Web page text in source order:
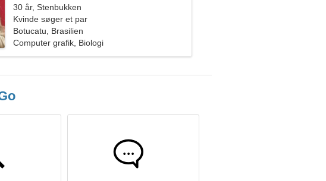
30 år, Stenbukken
Kvinde søger et par
Botucatu, Brasilien
Computer grafik, Biologi